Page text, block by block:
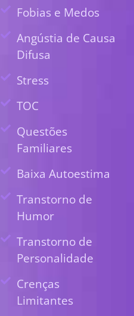
Fobias e Medos
Angústia de Causa
Difusa
Stress
TOC
Questões
Familiares
Baixa Autoestima
Transtorno de
Humor
Transtorno de
Personalidade
Crenças
Limitantes